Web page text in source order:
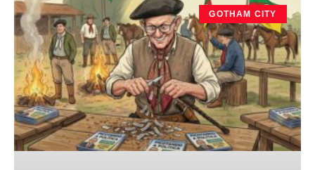
GOTHAM CITY